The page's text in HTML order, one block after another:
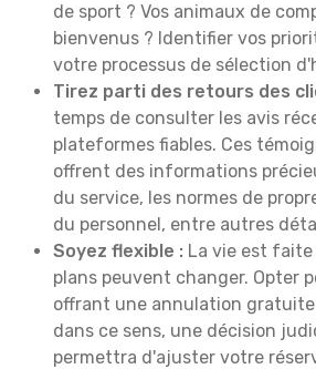
de sport ? Vos animaux de
bienvenus ? Identifier vos
votre processus de sélection
Tirez parti des retours des
temps de consulter les avis
plateformes fiables. Ces
offrent des informations
du service, les normes de
du personnel, entre autres
Soyez flexible : La vie est
plans peuvent changer. Opter
offrant une annulation
dans ce sens, une décision
permettra d'ajuster votre